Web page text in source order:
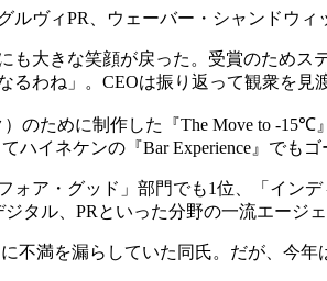
ヴィPR、ウェーバー・シャンドウ
も大きな笑顔が戻った。受賞のため
わね」。CEOは振り返って観衆を見
のために制作した『The Move to -
ハイネケンの『Bar Experience』でもゴ
ォア・グッド」部門でも1位、「イン
タル、PRといった分野の一流エージ
不満を漏らしていた同氏。だが、今年